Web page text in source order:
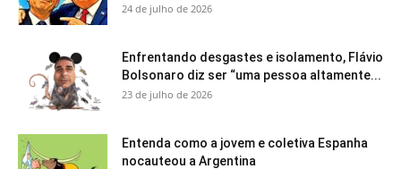
24 de julho de 2026
Enfrentando desgastes e isolamento, Flávio
Bolsonaro diz ser “uma pessoa altamente...
23 de julho de 2026
Entenda como a jovem e coletiva Espanha
nocauteou a Argentina